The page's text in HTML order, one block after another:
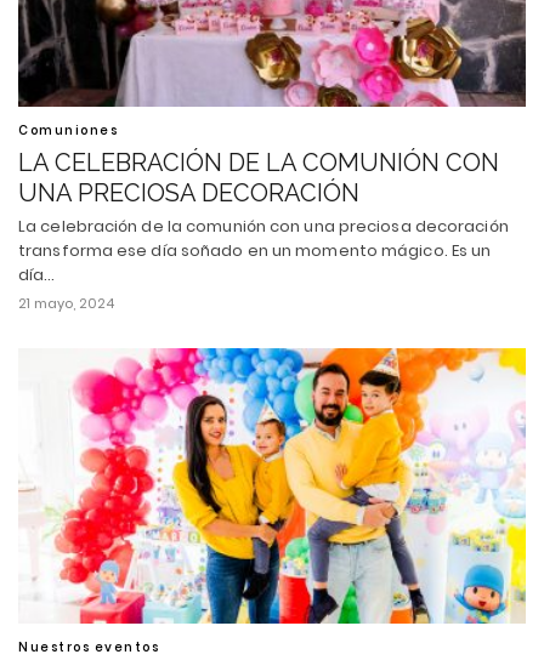
Comuniones
LA CELEBRACIÓN DE LA COMUNIÓN CON
UNA PRECIOSA DECORACIÓN
La celebración de la comunión con una preciosa decoración
transforma ese día soñado en un momento mágico. Es un
día…
21 mayo, 2024
Nuestros eventos